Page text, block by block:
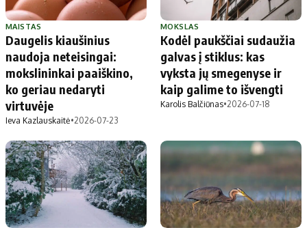
MAISTAS
Daugelis kiaušinius
naudoja neteisingai:
mokslininkai paaiškino,
ko geriau nedaryti
virtuvėje
Ieva Kazlauskaitė•2026-07-23
MOKSLAS
Kodėl paukščiai sudaužia
galvas į stiklus: kas
vyksta jų smegenyse ir
kaip galime to išvengti
Karolis Balčiūnas•2026-07-18